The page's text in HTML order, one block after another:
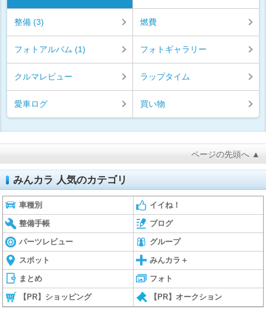
整備 (3) 燃費
フォトアルバム (1) フォトギャラリー
クルマレビュー ラップタイム
愛車ログ 買い物
ページの先頭へ ▲
みんカラ 人気のカテゴリ
車種別 イイね！
整備手帳 ブログ
パーツレビュー グループ
スポット みんカラ＋
まとめ フォト
【PR】ショッピング 【PR】オークション